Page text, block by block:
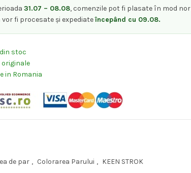
31.07 – 08.08, comenzile pot fi plasate în mod
fi procesate și expediateîncepând cu 09.08.
stoc
originale
in Romania
de par , Colorarea Parului , KEEN STROK